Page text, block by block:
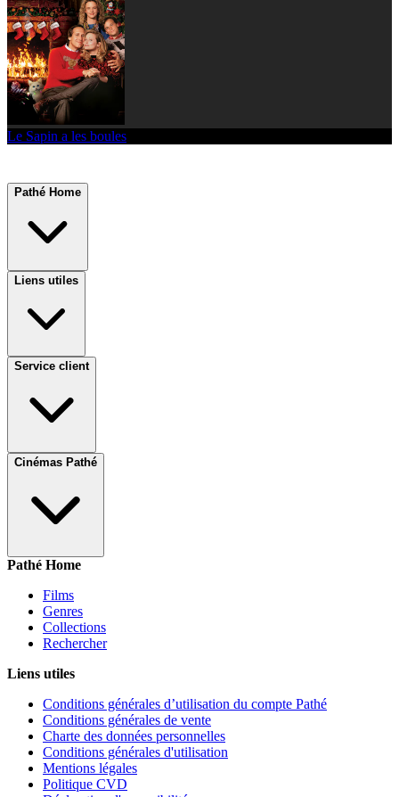
Le Sapin a les boules
Pathé Home
Liens utiles
Service client
Cinémas Pathé
Pathé Home
Films
Genres
Collections
Rechercher
Liens utiles
Conditions générales d’utilisation du compte Pathé
Conditions générales de vente
Charte des données personnelles
Conditions générales d'utilisation
Mentions légales
Politique CVD